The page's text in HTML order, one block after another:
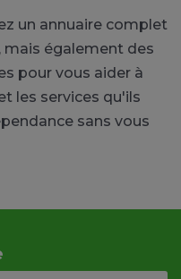
un annuaire complet
mais également des
pour vous aider à
les services qu'ils
sans vous